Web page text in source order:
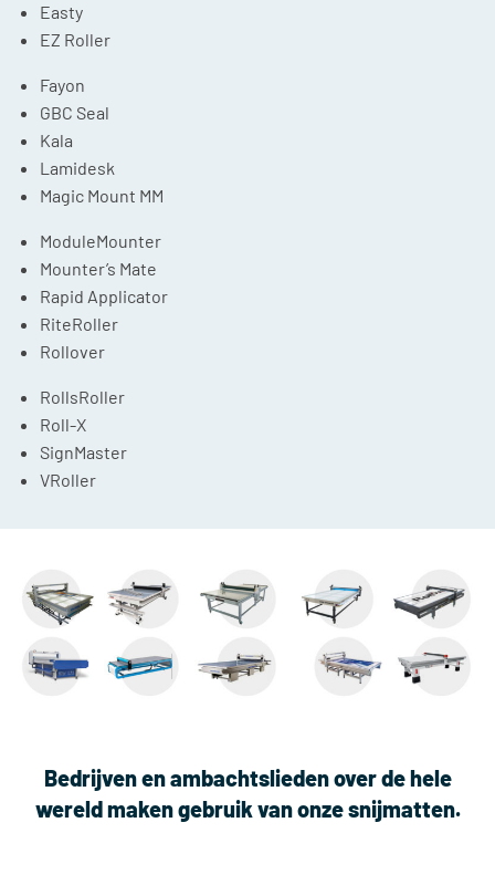
Easty
EZ Roller
Fayon
GBC Seal
Kala
Lamidesk
Magic Mount MM
ModuleMounter
Mounter’s Mate
Rapid Applicator
RiteRoller
Rollover
RollsRoller
Roll-X
SignMaster
VRoller
Bedrijven en ambachtslieden over de hele
wereld maken gebruik van onze snijmatten.